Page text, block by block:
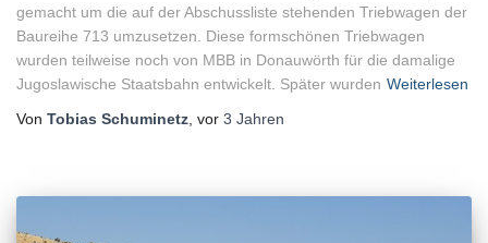
gemacht um die auf der Abschussliste stehenden Triebwagen der
Baureihe 713 umzusetzen. Diese formschönen Triebwagen
wurden teilweise noch von MBB in Donauwörth für die damalige
Jugoslawische Staatsbahn entwickelt. Später wurden Weiterlesen
Von Tobias Schuminetz , vor 3 Jahren